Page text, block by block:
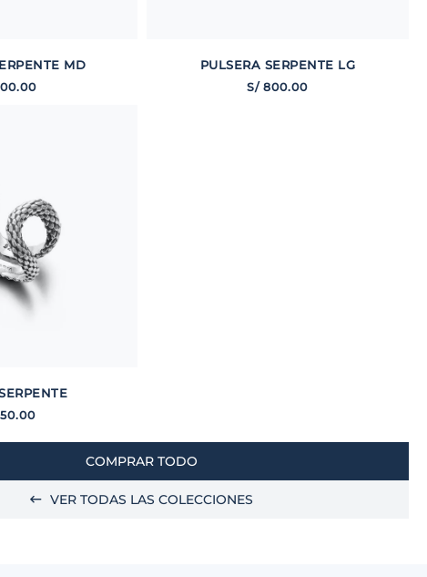
MD
.00
PULSERA SERPENTE LG
S/ 800.00
.00
COMPRAR TODO
VER TODAS LAS COLECCIONES